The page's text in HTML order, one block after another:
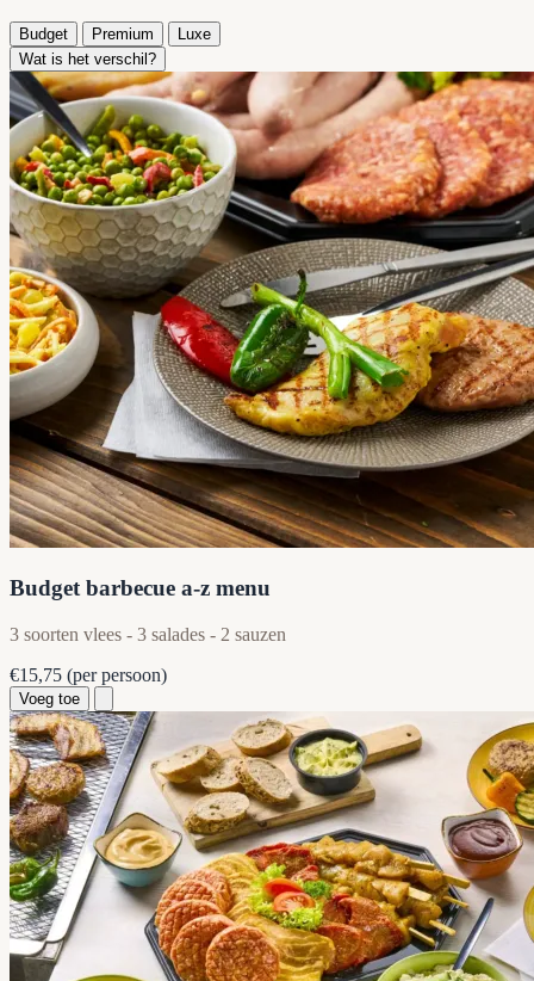
Budget Premium
Luxe
Wat is het verschil?
Budget barbecue a-z menu
3 soorten vlees - 3 salades - 2 sauzen
€15,75 (per persoon)
Voeg toe